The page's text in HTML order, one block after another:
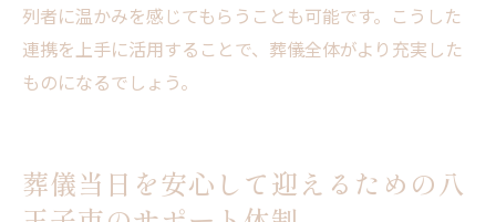
列者に温かみを感じてもらうことも可能です。こうした
連携を上手に活用することで、葬儀全体がより充実した
ものになるでしょう。
葬儀当日を安心して迎えるための八